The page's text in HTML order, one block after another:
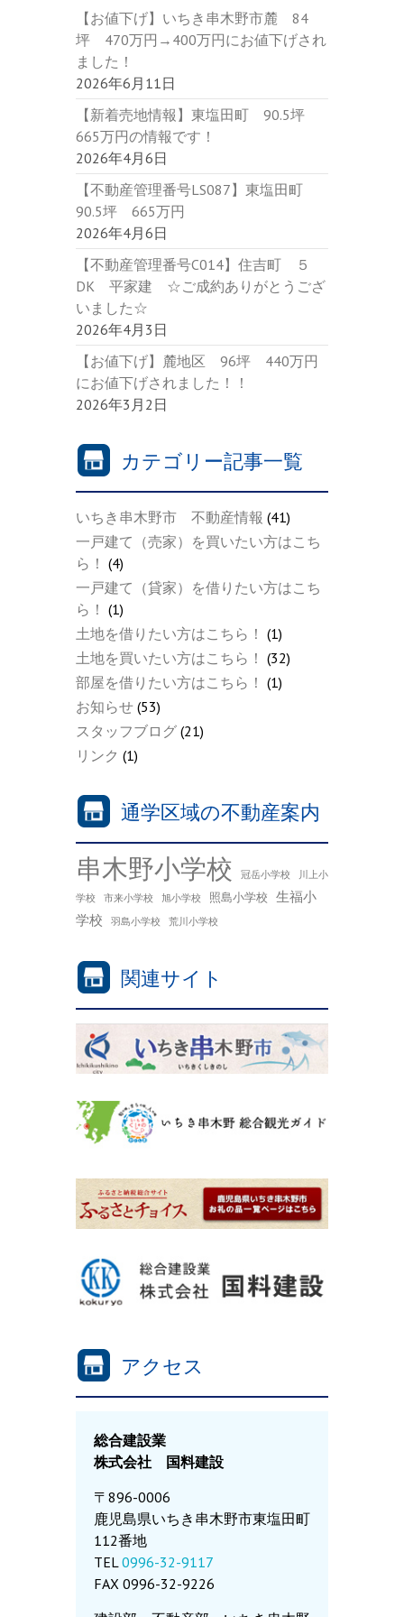
【お値下げ】いちき串木野市麓 84
坪 470万円→400万円にお値下げされ
ました！
2026年6月11日
【新着売地情報】東塩田町 90.5坪
665万円の情報です！
2026年4月6日
【不動産管理番号LS087】東塩田町
90.5坪 665万円
2026年4月6日
【不動産管理番号C014】住吉町 ５
DK 平家建 ☆ご成約ありがとうござ
いました☆
2026年4月3日
【お値下げ】麓地区 96坪 440万円
にお値下げされました！！
2026年3月2日
カテゴリー記事一覧
いちき串木野市 不動産情報 (41)
一戸建て（売家）を買いたい方はこち
ら！ (4)
一戸建て（貸家）を借りたい方はこち
ら！ (1)
土地を借りたい方はこちら！ (1)
土地を買いたい方はこちら！ (32)
部屋を借りたい方はこちら！ (1)
お知らせ (53)
スタッフブログ (21)
リンク (1)
通学区域の不動産案内
串木野小学校 冠岳小学校
川上小
学校
市来小学校 旭小学校 照島小学校 生福小
学校
羽島小学校 荒川小学校
関連サイト
アクセス
総合建設業
株式会社 国料建設
〒896-0006
鹿児島県いちき串木野市東塩田町
112番地
TEL 0996-32-9117
FAX 0996-32-9226